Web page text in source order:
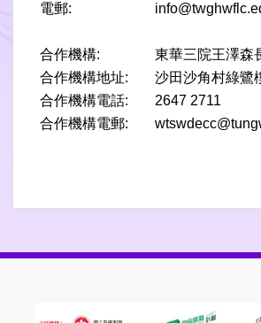
電郵:
合作機構:
東華三院王澤森
合作機構地址:
沙田沙角村綠鷺
合作機構電話:
2647 2711
合作機構電郵: